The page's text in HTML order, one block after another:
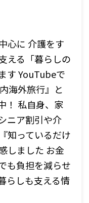
心に 介護をす
える「暮らしの
す YouTubeで
海外旅行』と
！ 私自身、家
ニア割引や介
知っているだけ
しました お金
も負担を減らせ
らしも支える情